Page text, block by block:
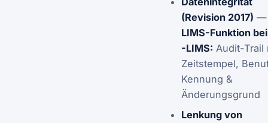
(Revision 2017) —
LIMS-Funktion
-LIMS: Audit-Trail
Zeitstempel,
Kennung &
Änderungsgrund
Lenkung von